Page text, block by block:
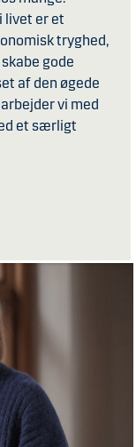
livet er et
tryghed,
gode
af den øgede
vi med
et særligt